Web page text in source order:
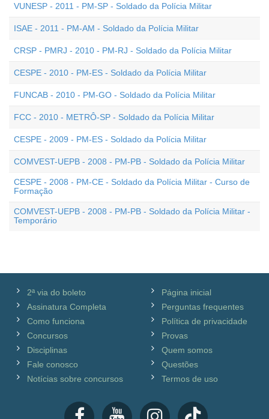
VUNESP - 2011 - PM-SP - Soldado da Polícia Militar
ISAE - 2011 - PM-AM - Soldado da Polícia Militar
CRSP - PMRJ - 2010 - PM-RJ - Soldado da Polícia Militar
CESPE - 2010 - PM-ES - Soldado da Polícia Militar
FUNCAB - 2010 - PM-GO - Soldado da Polícia Militar
FCC - 2010 - METRÔ-SP - Soldado da Polícia Militar
CESPE - 2009 - PM-ES - Soldado da Polícia Militar
COMVEST-UEPB - 2008 - PM-PB - Soldado da Polícia Militar
CESPE - 2008 - PM-CE - Soldado da Polícia Militar - Curso de
Formação
COMVEST-UEPB - 2008 - PM-PB - Soldado da Polícia Militar -
Temporário
2ª via do boleto
Assinatura Completa
Como funciona
Concursos
Disciplinas
Fale conosco
Notícias sobre concursos
Página inicial
Perguntas frequentes
Política de privacidade
Provas
Quem somos
Questões
Termos de uso